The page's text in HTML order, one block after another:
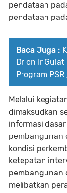
pendataan
pendataan
Baca Juga :
Dr cn Ir Gulat
Program
Melalui
dimaksudkan
informasi
pembangunan
kondisi
ketepatan
pembangunan
melibatkan